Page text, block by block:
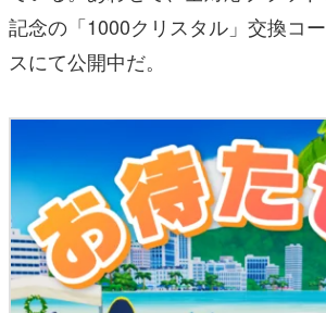
記念の「1000クリスタル」交換コ
スにて公開中だ。